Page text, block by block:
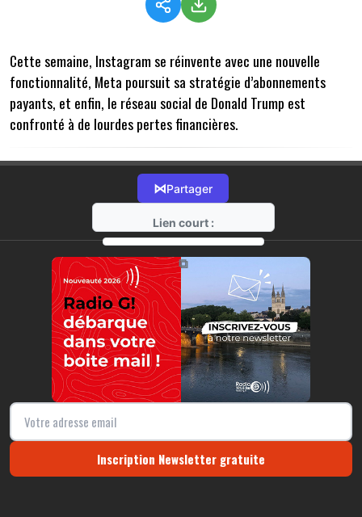
Cette semaine, Instagram se réinvente avec une nouvelle
fonctionnalité, Meta poursuit sa stratégie d’abonnements
payants, et enfin, le réseau social de Donald Trump est
confronté à de lourdes pertes financières.
⋈Partager
Lien court :
https://radio-g.fr?22282
⧉
Inscription Newsletter gratuite